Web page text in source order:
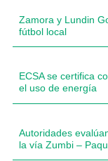
Zamora y Lundin
fútbol local
ECSA se certifica
el uso de energía
Autoridades
la vía Zumbi –